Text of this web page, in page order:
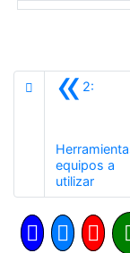
«2:
equipos a
utilizar